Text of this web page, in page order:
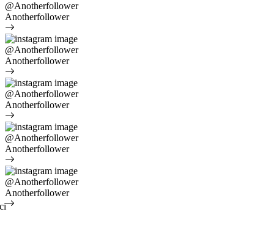
@Anotherfollower
Anotherfollower
@Anotherfollower
Anotherfollower
@Anotherfollower
Anotherfollower
@Anotherfollower
Anotherfollower
@Anotherfollower
Anotherfollower